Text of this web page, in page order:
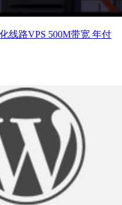
线路VPS 500M带宽 年付